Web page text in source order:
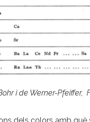
i de Werner-Pfeiffer,
dels colors amb què